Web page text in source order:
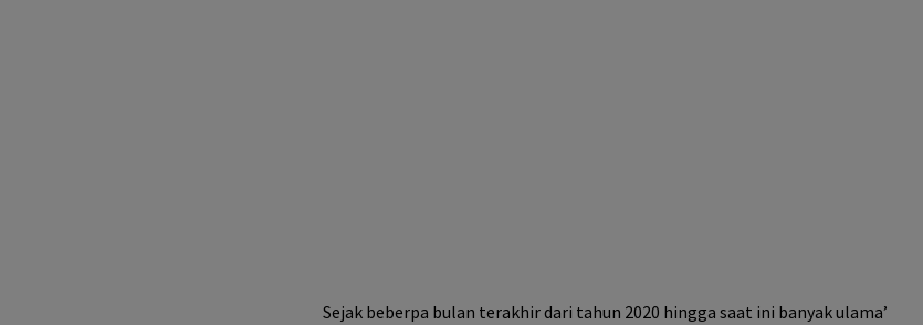
Sejak beberpa bulan terakhir dari tahun 2020 hingga saat ini banyak ulama’